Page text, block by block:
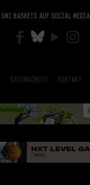
Uni Baskets auf Social Media
Datenschutz Kontakt